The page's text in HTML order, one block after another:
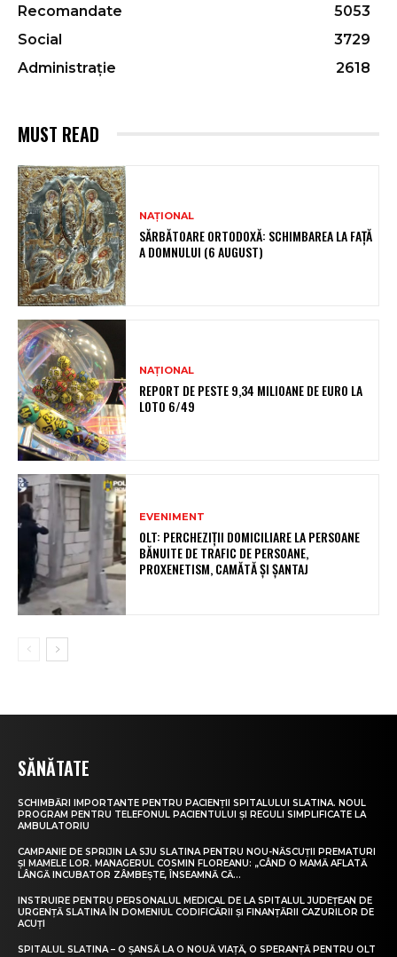
Recomandate
5053
Social
3729
Administrație
2618
MUST READ
NAȚIONAL
SĂRBĂTOARE ORTODOXĂ: SCHIMBAREA LA FAȚĂ
A DOMNULUI (6 AUGUST)
NAȚIONAL
REPORT DE PESTE 9,34 MILIOANE DE EURO LA
LOTO 6/49
EVENIMENT
OLT: PERCHEZIŢII DOMICILIARE LA PERSOANE
BĂNUITE DE TRAFIC DE PERSOANE,
PROXENETISM, CAMĂTĂ ŞI ŞANTAJ
SĂNĂTATE
SCHIMBĂRI IMPORTANTE PENTRU PACIENȚII SPITALULUI SLATINA. NOUL
PROGRAM PENTRU TELEFONUL PACIENTULUI ȘI REGULI SIMPLIFICATE LA
AMBULATORIU
CAMPANIE DE SPRIJIN LA SJU SLATINA PENTRU NOU-NĂSCUȚII PREMATURI
ȘI MAMELE LOR. MANAGERUL COSMIN FLOREANU: „CÂND O MAMĂ AFLATĂ
LÂNGĂ INCUBATOR ZÂMBEȘTE, ÎNSEAMNĂ CĂ...
INSTRUIRE PENTRU PERSONALUL MEDICAL DE LA SPITALUL JUDEȚEAN DE
URGENȚĂ SLATINA ÎN DOMENIUL CODIFICĂRII ȘI FINANȚĂRII CAZURILOR DE
ACUȚI
SPITALUL SLATINA – O ȘANSĂ LA O NOUĂ VIAȚĂ, O SPERANȚĂ PENTRU OLT